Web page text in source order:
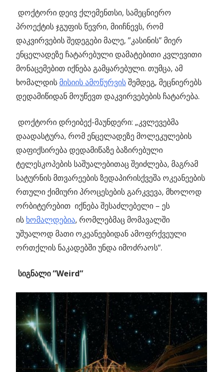
დოქტორი დეივ ქლემენთსი, სამეცნიერო
პროექტის ჯგუფის წევრი, მიიჩნევს, რომ
დაკვირვების შედეგები მალე, ”კასინის” მიერ
ენცელადეზე ჩატარებული დამატებითი კვლევითი
მონაცემებით იქნება გამყარებული. თუმცა, ამ
ხომალდისმისიის ამოწურვისშემდეგ, მეცნიერებს
დედამიწიდან მოუწევთ დაკვირვებების ჩატარება.
დოქტორი დრეიბექ-მაუნდერი: „კვლევებმა
დაადასტურა, რომ ენცელადეზე მოლეკულების
დაფიქსირება დედამიწაზე ბაზირებული
ტელესკოპების საშუალებითაც შეიძლება, მაგრამ
სატურნის მთვარეების ზედაპირისქვეშა ოკეანეების
რთული ქიმიური პროცესების გარკვევა, მხოლოდ
ორბიტერებით იქნება შესაძლებელი – ეს
ის ხომალდებია, რომლებმაც მომავალში
უშუალოდ მათი ოკეანეებიდან ამოფრქვეული
ორთქლის ნაკადებში უნდა იმოძრაოს“.
სიგნალი ”Weird”